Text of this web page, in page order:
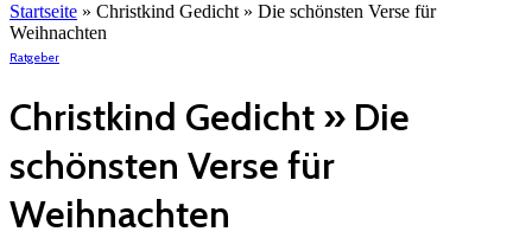
Startseite » Christkind Gedicht » Die schönsten Verse für
Weihnachten
Ratgeber
Christkind Gedicht » Die
schönsten Verse für
Weihnachten